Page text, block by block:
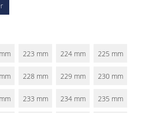
223 mm 224 mm 225 mm
228 mm 229 mm 230 mm
233 mm 234 mm 235 mm